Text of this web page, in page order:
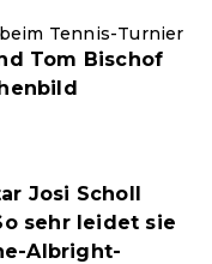
Tennis-Turnier
Tom Bischof
Josi Scholl
sehr leidet sie
Albright-